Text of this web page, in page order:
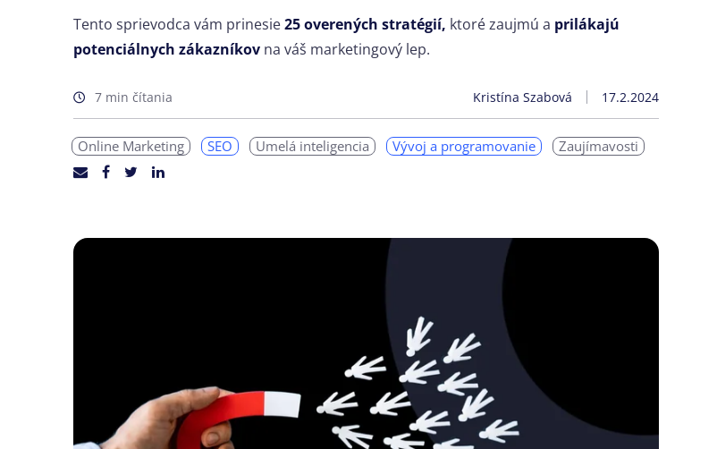
Tento sprievodca vám prinesie25 overených stratégií, ktoré zaujmú a prilákajú
potenciálnych zákazníkovna váš marketingový lep.
7 min čítania Kristína Szabová 17.2.2024
Online Marketing SEO Umelá inteligencia Vývoj a programovanie Zaujímavosti